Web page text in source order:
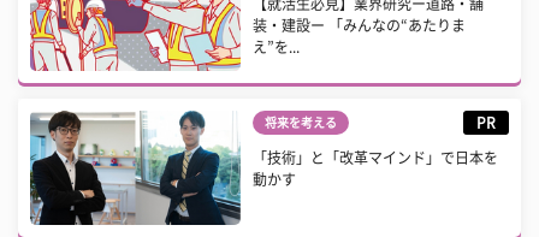
【就活生必見】業界研究ー道路・舗
装・建設ー 「みんなの“あたりま
え”を...
将来を考える PR
「技術」と「改革マインド」で日本を
動かす